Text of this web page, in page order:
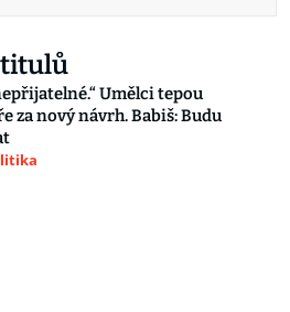
titulů
Umělci tepou
za nový návrh. Babiš: Budu